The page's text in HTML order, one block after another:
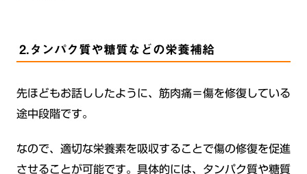
2.タンパク質や糖質などの栄養補給
先ほどもお話ししたように、筋肉痛＝傷を修復している
途中段階です。
なので、適切な栄養素を吸収することで傷の修復を促進
させることが可能です。具体的には、タンパク質や糖質